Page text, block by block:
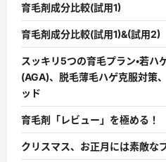
育毛剤成分比較(試用1)
育毛剤成分比較(試用1)&(試用2)
スッキリ5つの育毛プラン・若
(AGA)、脱毛薄毛ハゲ克服対策
ッド
育毛剤「レビュー」を極める！
クリスマス、お正月には素敵な